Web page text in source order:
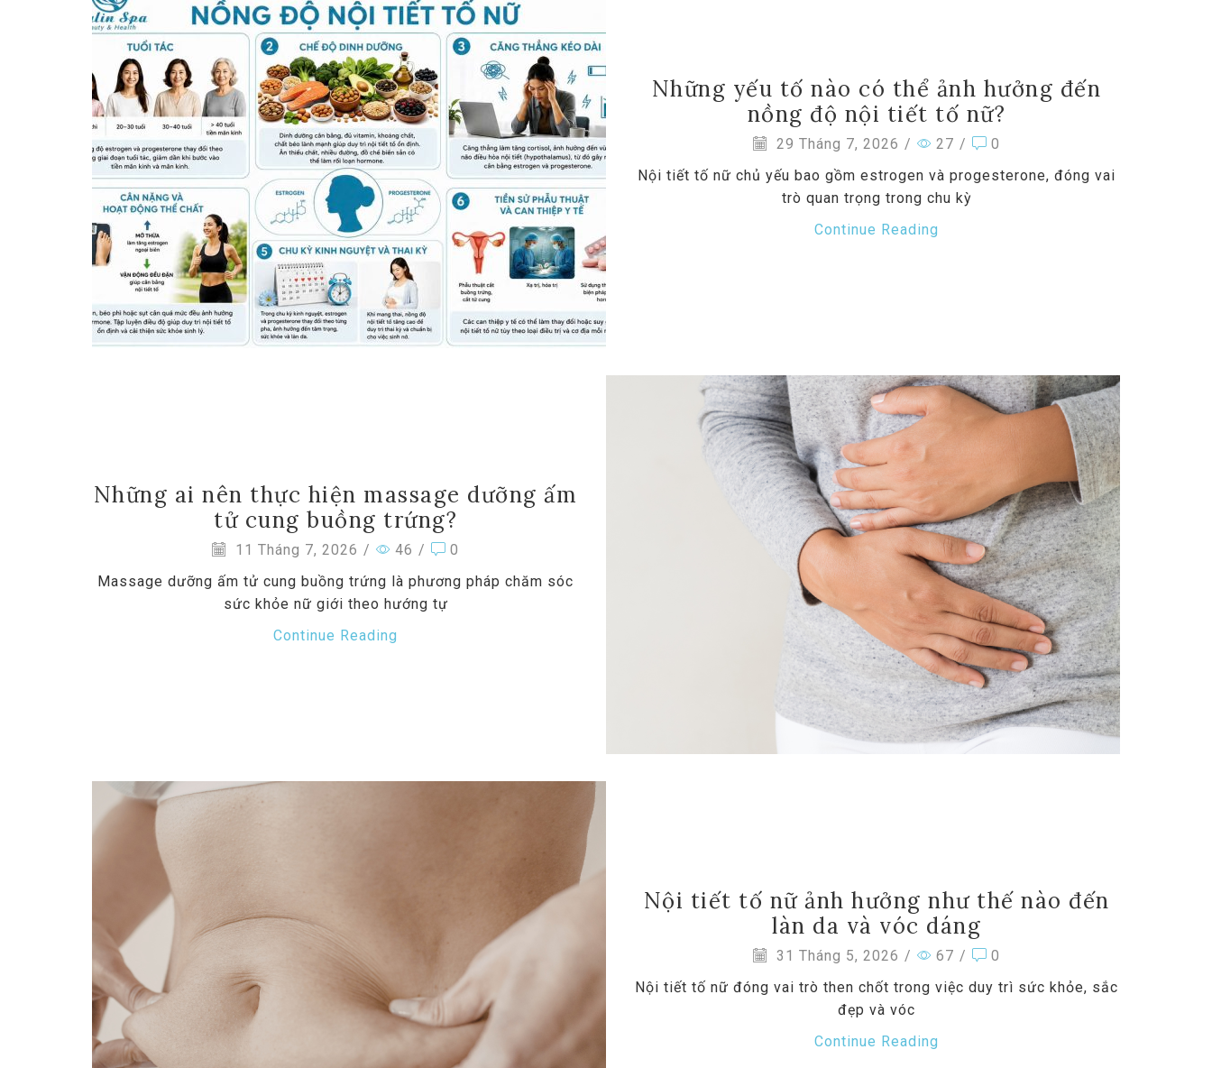
Những yếu tố nào có thể ảnh hưởng đến
nồng độ nội tiết tố nữ?
29 Tháng 7, 2026 / 27 /
0
Nội tiết tố nữ chủ yếu bao gồm estrogen và progesterone, đóng vai
trò quan trọng trong chu kỳ
Continue Reading
Những ai nên thực hiện massage dưỡng ấm
tử cung buồng trứng?
11 Tháng 7, 2026 / 46 /
0
Massage dưỡng ấm tử cung buồng trứng là phương pháp chăm sóc
sức khỏe nữ giới theo hướng tự
Continue Reading
Nội tiết tố nữ ảnh hưởng như thế nào đến
làn da và vóc dáng
31 Tháng 5, 2026 / 67 /
0
Nội tiết tố nữ đóng vai trò then chốt trong việc duy trì sức khỏe, sắc
đẹp và vóc
Continue Reading